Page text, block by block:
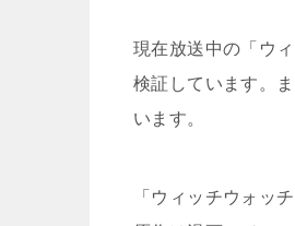
現在放送中の「ウ
検証しています。
います。
「ウィッチウォッ